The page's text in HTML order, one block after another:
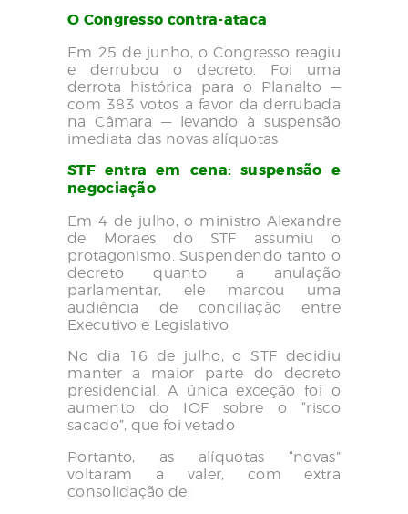
O Congresso contra-ataca
Em 25 de junho, o Congresso reagiu
e derrubou o decreto. Foi uma
derrota histórica para o Planalto —
com 383 votos a favor da derrubada
na Câmara — levando à suspensão
imediata das novas alíquotas
STF entra em cena: suspensão e
negociação
Em 4 de julho, o ministro Alexandre
de Moraes do STF assumiu o
protagonismo. Suspendendo tanto o
decreto quanto a anulação
parlamentar, ele marcou uma
audiência de conciliação entre
Executivo e Legislativo
No dia 16 de julho, o STF decidiu
manter a maior parte do decreto
presidencial. A única exceção foi o
aumento do IOF sobre o “risco
sacado”, que foi vetado
Portanto, as alíquotas “novas”
voltaram a valer, com extra
consolidação de: